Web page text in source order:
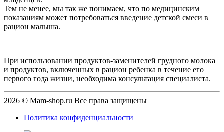
Тем не менее, мы так же понимаем, что по медицинским
показаниям может потребоваться введение детской смеси в
рацион малыша.
При использовании продуктов-заменителей грудного молока
и продуктов, включенных в рацион ребенка в течение его
первого года жизни, необходима консультация специалиста.
2026 © Mam-shop.ru Все права защищены
Политика конфиденциальности